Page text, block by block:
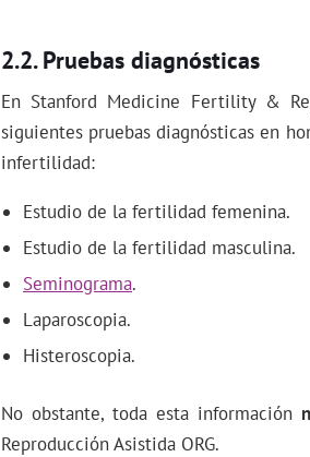
Pruebas diagnósticas
En Stanford Medicine Fertility &
siguientes pruebas diagnósticas en
infertilidad:
Estudio de la fertilidad femenina.
Estudio de la fertilidad masculina.
Seminograma.
Laparoscopia.
Histeroscopia.
No obstante, toda esta información
Reproducción Asistida ORG.